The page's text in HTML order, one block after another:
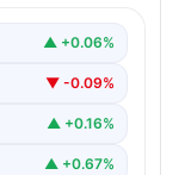
▲ +0.06%
▼ -0.09%
▲ +0.16%
▲ +0.67%